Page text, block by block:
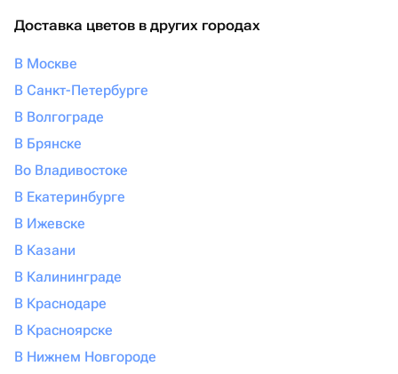
Доставка цветов в других городах
В Москве
В Санкт-Петербурге
В Волгограде
В Брянске
Во Владивостоке
В Екатеринбурге
В Ижевске
В Казани
В Калининграде
В Краснодаре
В Красноярске
В Нижнем Новгороде